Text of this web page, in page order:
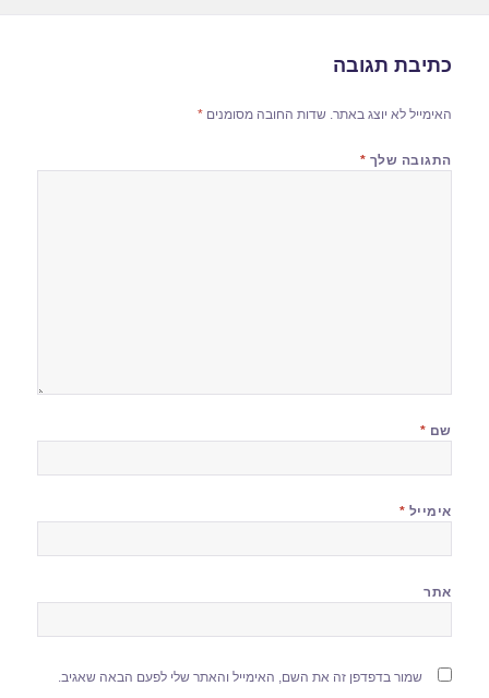
כתיבת תגובה
האימייל לא יוצג באתר. שדות החובה מסומנים*
התגובה שלך *
שם *
אימייל *
אתר
שמור בדפדפן זה את השם, האימייל והאתר שלי לפעם הבאה שאגיב.